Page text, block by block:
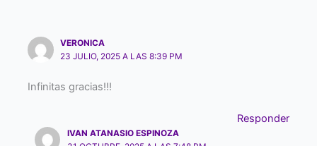
VERONICA
23 JULIO, 2025 A LAS 8:39 PM
Infinitas gracias!!!
Responder
IVAN ATANASIO ESPINOZA